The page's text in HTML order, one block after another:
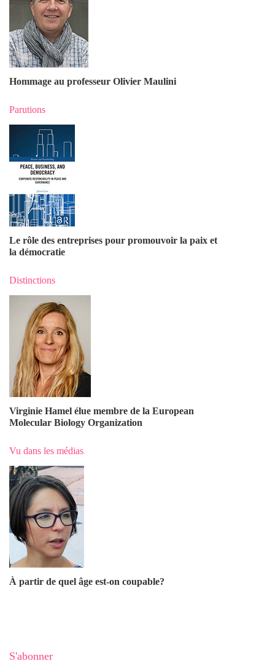
Hommage au professeur Olivier Maulini
Parutions
Le rôle des entreprises pour promouvoir la paix et
la démocratie
Distinctions
Virginie Hamel élue membre de la European
Molecular Biology Organization
Vu dans les médias
À partir de quel âge est-on coupable?
S'abonner